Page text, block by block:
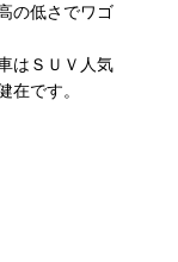
の低さでワゴ
はＳＵＶ人気
在です。